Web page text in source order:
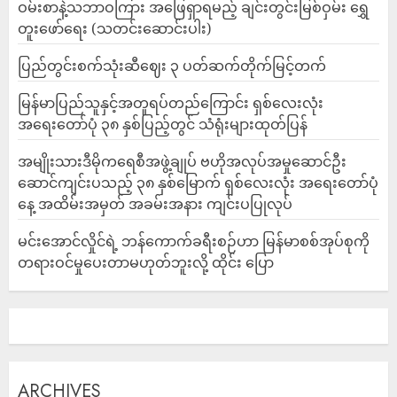
ဝမ်းစာနဲ့သဘာဝကြား အဖြေရှာရမည့် ချင်းတွင်းမြစ်ဝှမ်း ရွှေ
တူးဖော်ရေး (သတင်းဆောင်းပါး)
ပြည်တွင်းစက်သုံးဆီဈေး ၃ ပတ်ဆက်တိုက်မြင့်တက်
မြန်မာပြည်သူနှင့်အတူရပ်တည်ကြောင်း ရှစ်လေးလုံး
အရေးတော်ပုံ ၃၈ နှစ်ပြည့်တွင် သံရုံးများထုတ်ပြန်
အမျိုးသားဒီမိုကရေစီအဖွဲ့ချုပ် ဗဟိုအလုပ်အမှုဆောင်ဦး
ဆောင်ကျင်းပသည့် ၃၈ နှစ်မြောက် ရှစ်လေးလုံး အရေးတော်ပုံ
နေ့ အထိမ်းအမှတ် အခမ်းအနား ကျင်းပပြုလုပ်
မင်းအောင်လှိုင်ရဲ့ ဘန်ကောက်ခရီးစဉ်ဟာ မြန်မာစစ်အုပ်စုကို
တရားဝင်မှုပေးတာမဟုတ်ဘူးလို့ ထိုင်း ပြော
ARCHIVES